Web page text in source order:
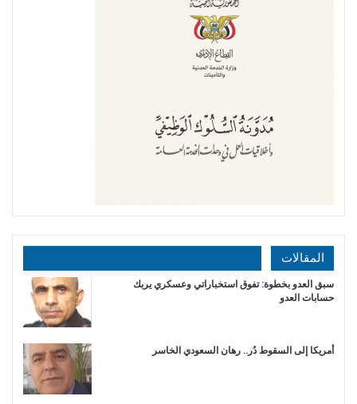
المقالات
سبق العدو بخطوة: تفوق استخباراتي وعسكري يربك
حسابات العدو
أمريكا إلى السقوط دُر.. رهان السعودي الخاسر